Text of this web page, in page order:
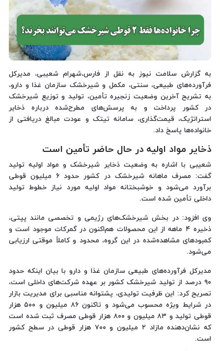
به گزارش سلامت نیوز به نقل از فارس،شهرام شعیبی، مدیرکل
فرآورده‌های طبیعی، سنتی، مکمل و شیرخشک سازمان غذا و دارو،
به تشریح آخرین وضعیت زنجیره تأمین، تولید و توزیع شیرخشک
در کشور پرداخت و به پرسش‌های مطرح‌شده درباره ذخایر
استراتژیک، قیمت‌گذاری، سامانه تیتک و عودت مبالغ دریافتی از
خانواده‌ها پاسخ داد.
ذخایر مواد اولیه در حال حاضر تأمین است
شعیبی با اشاره به وضعیت ذخایر شیرخشک و مواد اولیه تولید
گفت: مصرف ماهانه شیرخشک در کشور حدود ۶ میلیون قوطی
برآورد می‌شود و خوشبختانه مواد اولیه مورد نیاز خطوط تولید
داخلی تأمین شده است.
وی افزود: در بخش شیرخشک‌های رژیمی و تخصصی مانند پپتی،
ذخیره ۴ ماهه از این محصولات هم‌اکنون در گمرکات موجود است و
کمبودهای مشاهده‌شده در این گروه، محدود و کاملاً موقتی ارزیابی
می‌شود.
مدیرکل فرآورده‌های طبیعی سازمان غذا و دارو با بیان اینکه حدود
۹۰ درصد از تولید شیرخشک کشور بر عهده شرکت‌های داخلی است،
تصریح کرد: این ظرفیت تولیدی، پشتوانه مناسبی برای مدیریت بازار
در شرایط ویژه محسوب می‌شود و تاکنون ۸۶ میلیون و ۵۰۰ هزار
قوطی تولید و ۸۳ میلیون و ۸۰۰ هزار قوطی مصرف ثبت شده است
که نشان‌دهنده مازاد ۲ میلیون و ۷۰۰ هزار قوطی در سطح کشور
است.